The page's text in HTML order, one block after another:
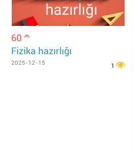
60 m
Fizika hazırlığı
2025-12-15 1